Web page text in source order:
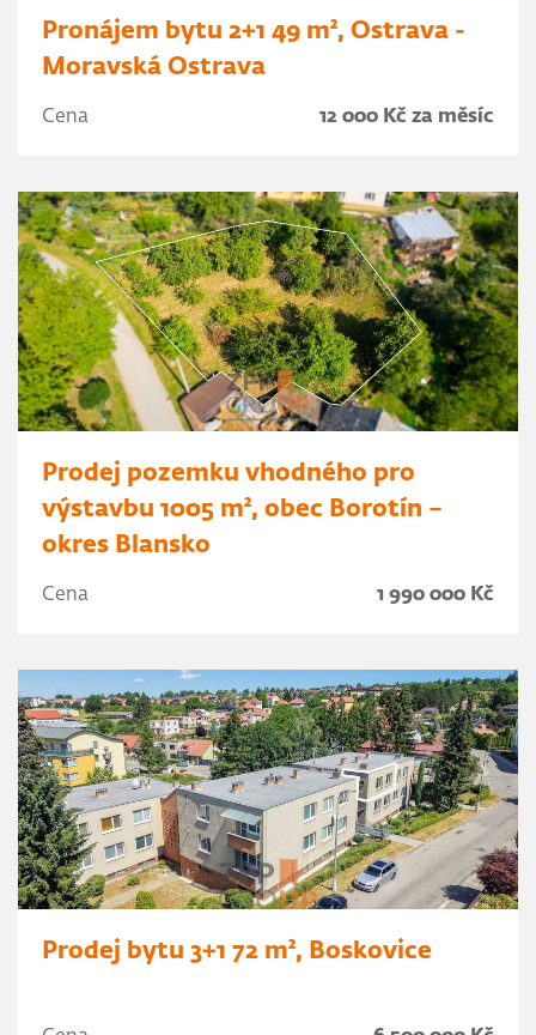
Pronájem bytu 2+1 49 m², Ostrava -
Moravská Ostrava
Cena 12 000 Kč za měsíc
Prodej pozemku vhodného pro
výstavbu 1005 m², obec Borotín –
okres Blansko
Cena 1 990 000 Kč
Prodej bytu 3+1 72 m², Boskovice